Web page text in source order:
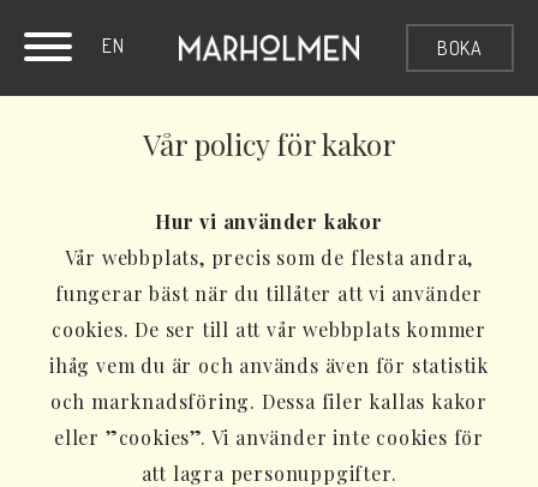
EN BOKA
Vår policy för kakor
Hur vi använder kakor
Vår webbplats, precis som de flesta andra,
fungerar bäst när du tillåter att vi använder
cookies. De ser till att vår webbplats kommer
ihåg vem du är och används även för statistik
och marknadsföring. Dessa filer kallas kakor
eller ”cookies”. Vi använder inte cookies för
att lagra personuppgifter.